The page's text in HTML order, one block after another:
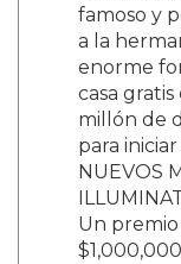
famoso y
a la
enorme
casa
millón de
para
NUEVOS
Un